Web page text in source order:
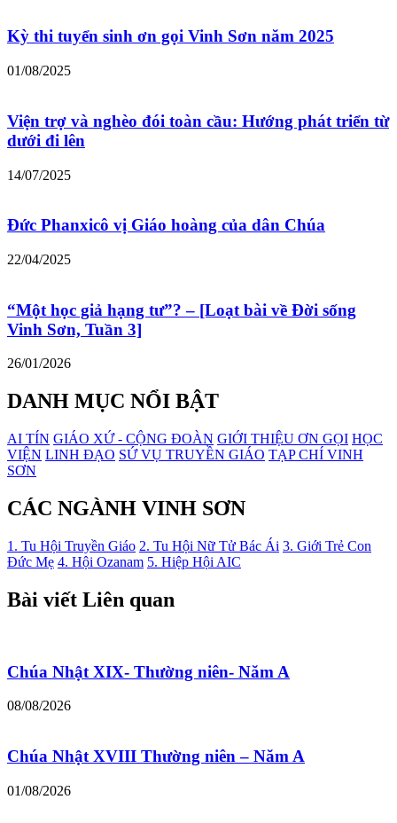
Kỳ thi tuyển sinh ơn gọi Vinh Sơn năm 2025
01/08/2025
Viện trợ và nghèo đói toàn cầu: Hướng phát triển từ
dưới đi lên
14/07/2025
Đức Phanxicô vị Giáo hoàng của dân Chúa
22/04/2025
“Một học giả hạng tư”? – [Loạt bài về Đời sống
Vinh Sơn, Tuần 3]
26/01/2026
DANH MỤC NỔI BẬT
AI TÍN GIÁO XỨ - CỘNG ĐOÀN GIỚI THIỆU ƠN GỌI HỌC
VIỆN LINH ĐẠO SỨ VỤ TRUYỀN GIÁO TẠP CHÍ VINH
SƠN
CÁC NGÀNH VINH SƠN
1. Tu Hội Truyền Giáo 2. Tu Hội Nữ Tử Bác Ái 3. Giới Trẻ Con
Đức Mẹ 4. Hội Ozanam 5. Hiệp Hội AIC
Bài viết Liên quan
Chúa Nhật XIX- Thường niên- Năm A
08/08/2026
Chúa Nhật XVIII Thường niên – Năm A
01/08/2026